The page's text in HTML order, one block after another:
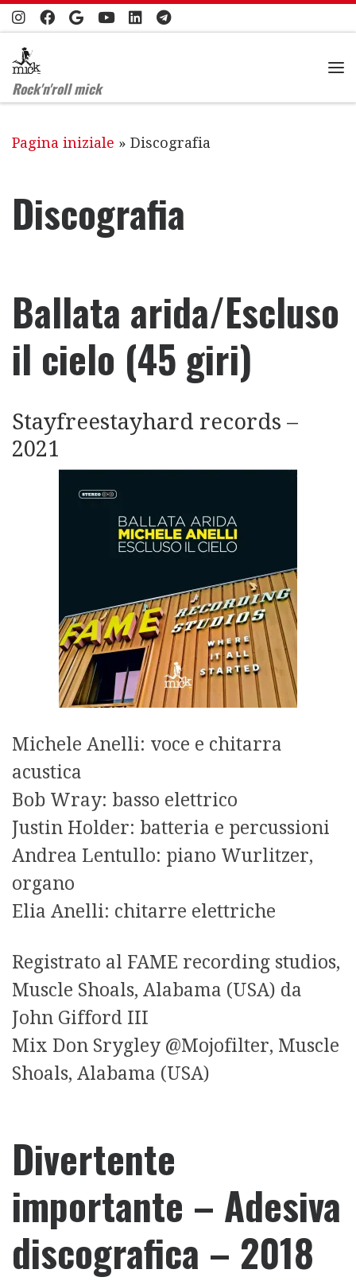
Passa al contenuto
Rock'n'roll mick
Pagina iniziale » Discografia
Discografia
Ballata arida/Escluso
il cielo (45 giri)
Stayfreestayhard records –
2021
Michele Anelli: voce e chitarra
acustica
Bob Wray: basso elettrico
Justin Holder: batteria e percussioni
Andrea Lentullo: piano Wurlitzer,
organo
Elia Anelli: chitarre elettriche
Registrato al FAME recording studios,
Muscle Shoals, Alabama (USA) da
John Gifford III
Mix Don Srygley @Mojofilter, Muscle
Shoals, Alabama (USA)
Divertente
importante – Adesiva
discografica – 2018